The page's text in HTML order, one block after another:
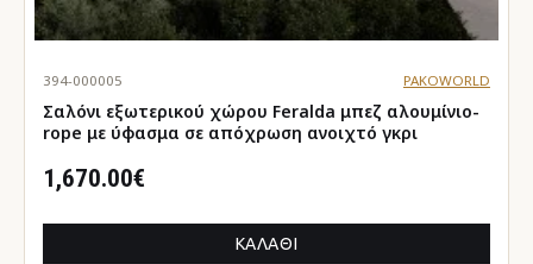
394-000005 PAKOWORLD
Σαλόνι εξωτερικού χώρου Feralda μπεζ αλουμίνιο-
rope με ύφασμα σε απόχρωση ανοιχτό γκρι
1,670.00€
ΚΑΛΆΘΙ